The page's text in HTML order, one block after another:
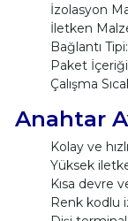
İzolasyon
İletken
Bağlantı
Paket
Çalışma
Anahtar
Kolay ve
Yüksek
Kısa devre
Renk kodlu